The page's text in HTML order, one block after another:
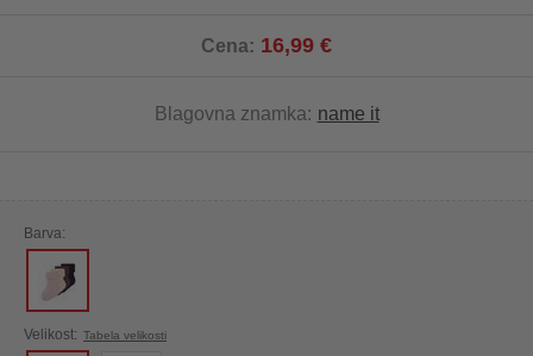
Cena: 16,99 €
Blagovna znamka: name it
Barva:
Velikost: Tabela velikosti